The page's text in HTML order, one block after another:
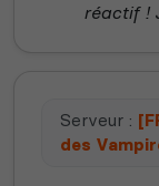
réactif !
Serveur :
des